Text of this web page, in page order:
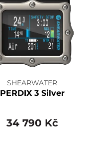
SHEARWATER
PERDIX 3 Silver
34 790 Kč